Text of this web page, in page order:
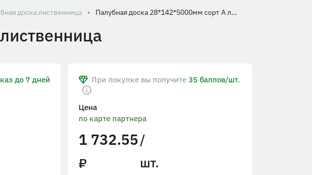
доска лиственница Палубная доска 28*142*5000мм сорт А лиственница
до 7 дней При покупке вы получите 35 баллов/шт.
Цена
по карте партнера
1 732.55
₽
/
шт.